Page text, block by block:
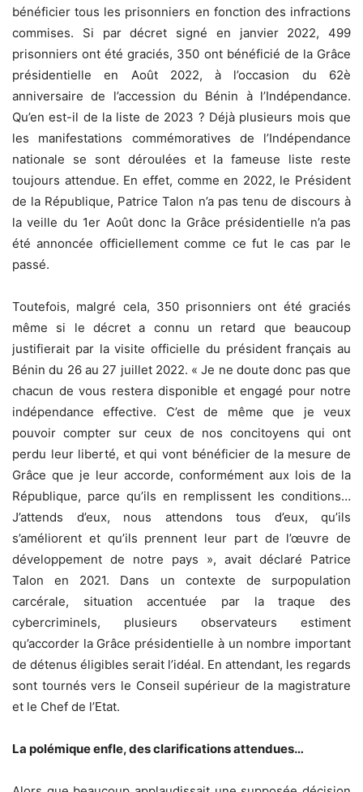
bénéficier tous les prisonniers en fonction des infractions
commises. Si par décret signé en janvier 2022, 499
prisonniers ont été graciés, 350 ont bénéficié de la Grâce
présidentielle en Août 2022, à l’occasion du 62è
anniversaire de l’accession du Bénin à l’Indépendance.
Qu’en est-il de la liste de 2023 ? Déjà plusieurs mois que
les manifestations commémoratives de l’Indépendance
nationale se sont déroulées et la fameuse liste reste
toujours attendue. En effet, comme en 2022, le Président
de la République, Patrice Talon n’a pas tenu de discours à
la veille du 1er Août donc la Grâce présidentielle n’a pas
été annoncée officiellement comme ce fut le cas par le
passé.
Toutefois, malgré cela, 350 prisonniers ont été graciés
même si le décret a connu un retard que beaucoup
justifierait par la visite officielle du président français au
Bénin du 26 au 27 juillet 2022. « Je ne doute donc pas que
chacun de vous restera disponible et engagé pour notre
indépendance effective. C’est de même que je veux
pouvoir compter sur ceux de nos concitoyens qui ont
perdu leur liberté, et qui vont bénéficier de la mesure de
Grâce que je leur accorde, conformément aux lois de la
République, parce qu’ils en remplissent les conditions…
J’attends d’eux, nous attendons tous d’eux, qu’ils
s’améliorent et qu’ils prennent leur part de l’œuvre de
développement de notre pays », avait déclaré Patrice
Talon en 2021. Dans un contexte de surpopulation
carcérale, situation accentuée par la traque des
cybercriminels, plusieurs observateurs estiment
qu’accorder la Grâce présidentielle à un nombre important
de détenus éligibles serait l’idéal. En attendant, les regards
sont tournés vers le Conseil supérieur de la magistrature
et le Chef de l’Etat.
La polémique enfle, des clarifications attendues…